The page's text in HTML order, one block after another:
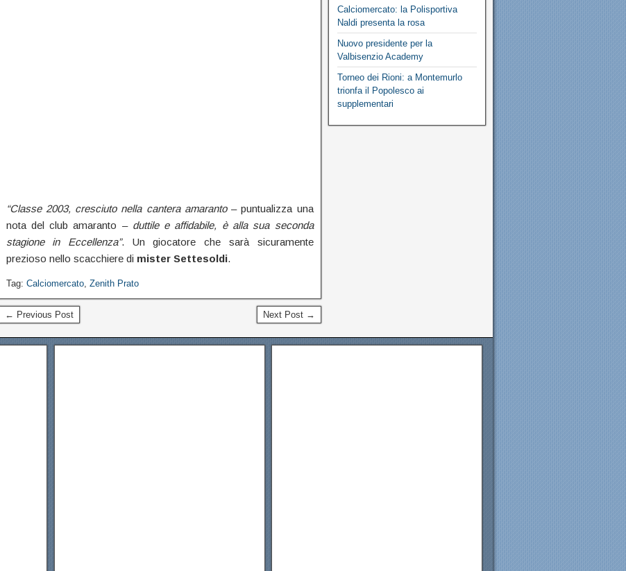
“Classe 2003, cresciuto nella cantera amaranto– puntualizza una
nota del club amaranto – duttile e affidabile, è alla sua seconda
stagione in Eccellenza”. Un giocatore che sarà sicuramente
prezioso nello scacchiere di mister Settesoldi.
Tag: Calciomercato, Zenith Prato
← Previous Post Next Post →
Calciomercato: la Polisportiva
Naldi presenta la rosa
Nuovo presidente per la
Valbisenzio Academy
Torneo dei Rioni: a Montemurlo
trionfa il Popolesco ai
supplementari